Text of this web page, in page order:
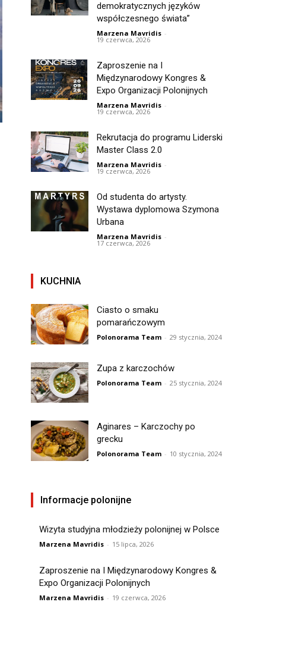
demokratycznych języków
współczesnego świata”
Marzena Mavridis -
19 czerwca, 2026
Zaproszenie na I
Międzynarodowy Kongres &
Expo Organizacji Polonijnych
Marzena Mavridis -
19 czerwca, 2026
Rekrutacja do programu Liderski
Master Class 2.0
Marzena Mavridis -
19 czerwca, 2026
Od studenta do artysty.
Wystawa dyplomowa Szymona
Urbana
Marzena Mavridis -
17 czerwca, 2026
KUCHNIA
Ciasto o smaku
pomarańczowym
Polonorama Team - 29 stycznia, 2024
Zupa z karczochów
Polonorama Team - 25 stycznia, 2024
Aginares – Karczochy po
grecku
Polonorama Team - 10 stycznia, 2024
Informacje polonijne
Wizyta studyjna młodzieży polonijnej w Polsce
Marzena Mavridis - 15 lipca, 2026
Zaproszenie na I Międzynarodowy Kongres &
Expo Organizacji Polonijnych
Marzena Mavridis - 19 czerwca, 2026